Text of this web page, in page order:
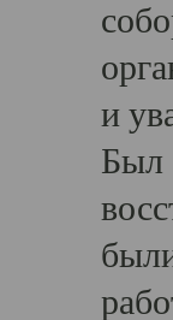
и
Был